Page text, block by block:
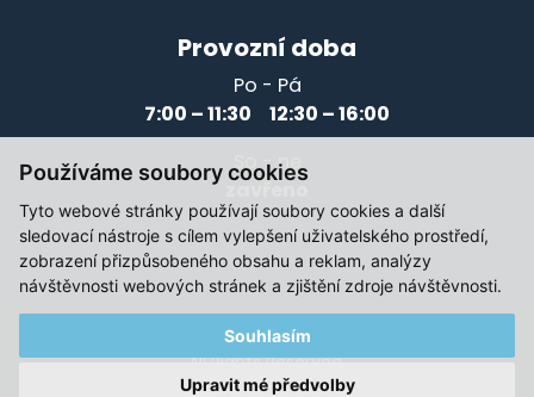
Používáme soubory cookies
Tyto webové stránky používají soubory cookies a další
sledovací nástroje s cílem vylepšení uživatelského prostředí,
zobrazení přizpůsobeného obsahu a reklam, analýzy
návštěvnosti webových stránek a zjištění zdroje návštěvnosti.
Souhlasím
Upravit mé předvolby
Provozní doba
Po - Pá
7:00 – 11:30 12:30 – 16:00
So - ne
zavřeno
© 2021-2026, Elektromotory Těsnohlídek
All Rights Reserved.